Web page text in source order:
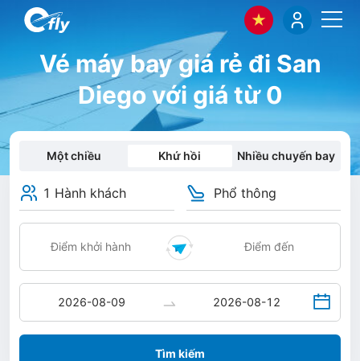
Vé máy bay giá rẻ đi San
Diego với giá từ 0
Một chiều Khứ hồi Nhiều chuyến bay
1 Hành khách Phổ thông
Tìm kiếm